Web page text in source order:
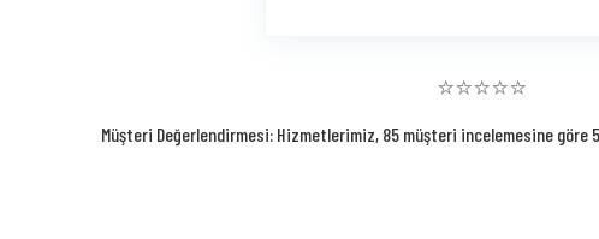
⭐⭐⭐⭐⭐
Müşteri Değerlendirmesi: Hizmetlerimiz, 85 müşteri incelemesine göre